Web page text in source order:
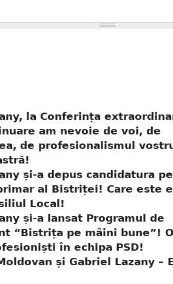
la Conferința
am nevoie de voi, de
de profesionalismul
și-a depus candidatura
al Bistriței! Care este
Local!
și-a lansat Programul de
“Bistrița pe mâini bune”!
în echipa PSD!
și Gabriel Lazany –